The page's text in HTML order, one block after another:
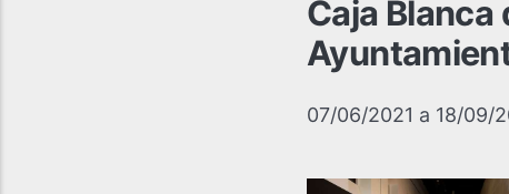
Caja
07/06/2021 a 18/09/